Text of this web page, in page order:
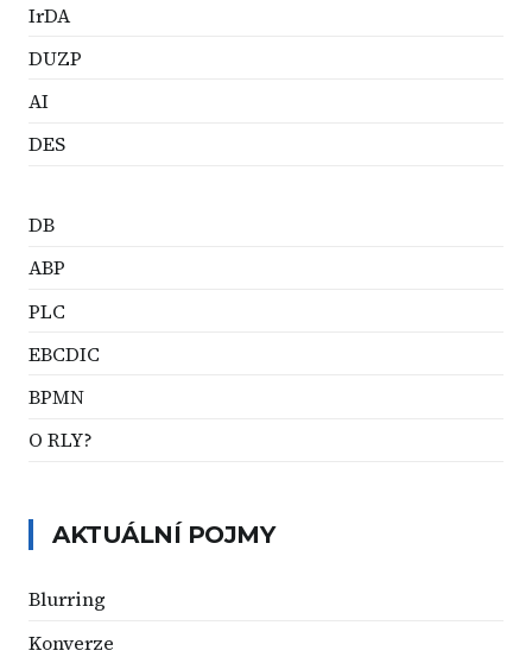
IrDA
DUZP
AI
DES
DB
ABP
PLC
EBCDIC
BPMN
O RLY?
AKTUÁLNÍ POJMY
Blurring
Konverze